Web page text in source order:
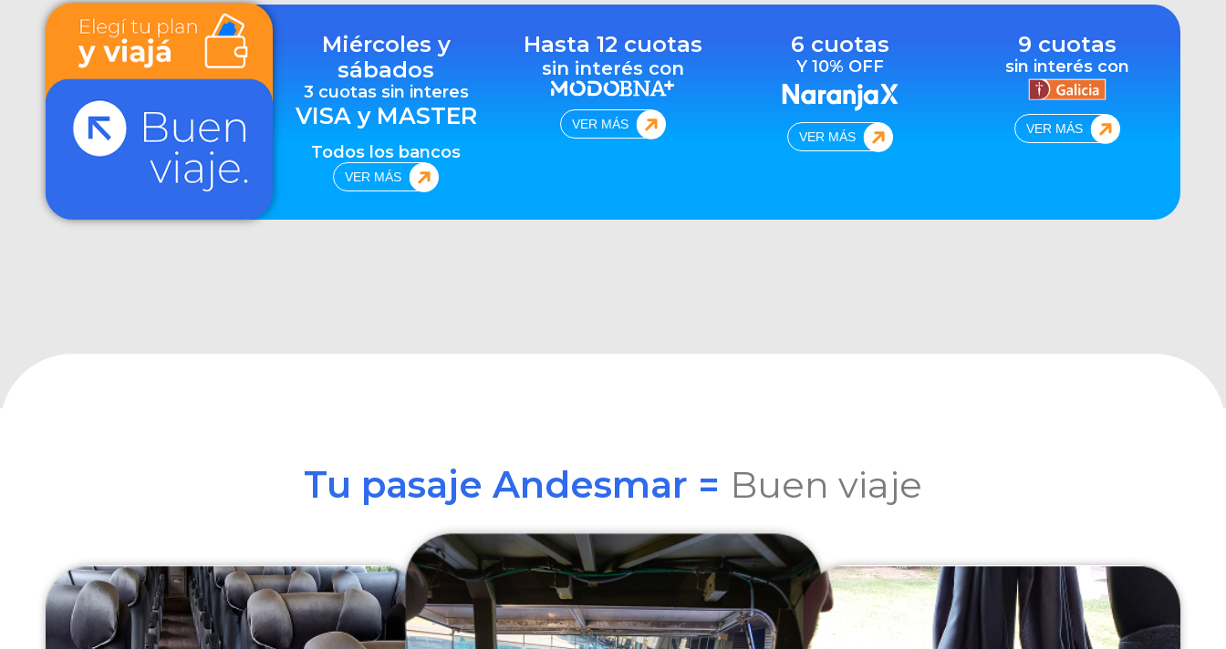
Miércoles y
sábados
3 cuotas sin interes
VISA y MASTER
Todos los bancos
VER MÁS
Hasta 12 cuotas
sin interés con
VER MÁS
6 cuotas
Y 10% OFF
VER MÁS
9 cuotas
sin interés con
VER MÁS
Tu pasaje Andesmar = Buen viaje